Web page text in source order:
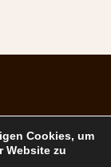
Cookies, um
Website zu